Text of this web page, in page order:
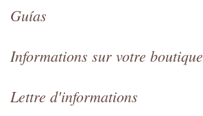
Guías
Informations sur votre boutique
Lettre d'informations